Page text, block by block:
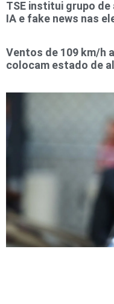
TSE institui grupo
IA e fake news nas
Ventos de 109 km/h
colocam estado de